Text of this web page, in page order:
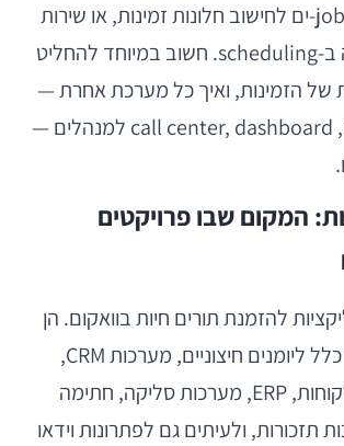
cache מבוקר, job-ים לחישוב חלונות זמינות, או שירות
ייעודי שמתמחה ב-scheduling. חשוב במיוחד להחליט
של הזמינות, ואיך כל מערכת אחרת —
CRM, יומן פנימי, call center, dashboard למנהלים —
המקום שבו פרויקטים
להזמנת תורים חיות בוואקום. הן
מחוברות בדרך כלל ליומנים חיצוניים, מערכות CRM,
מערכות ניהול לקוחות, ERP, מערכות סליקה, חתימה
תזכורות, ולעיתים גם לפתרונות וידאו